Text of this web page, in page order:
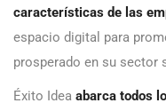
características de las
espacio digital para
prosperado en su sector
Éxito Idea abarca todos